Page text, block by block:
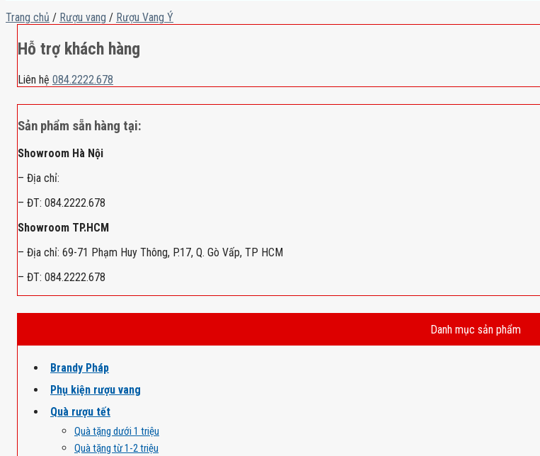
Trang chủ / Rượu vang / Rượu Vang Ý
Hỗ trợ khách hàng
Liên hệ 084.2222.678
Sản phẩm sẵn hàng tại:
Showroom Hà Nội
– Địa chỉ:
– ĐT: 084.2222.678
Showroom TP.HCM
– Địa chỉ: 69-71 Phạm Huy Thông, P.17, Q. Gò Vấp, TP HCM
– ĐT: 084.2222.678
Danh mục sản phẩm
Brandy Pháp
Phụ kiện rượu vang
Quà rượu tết
Quà tặng dưới 1 triệu
Quà tặng từ 1-2 triệu